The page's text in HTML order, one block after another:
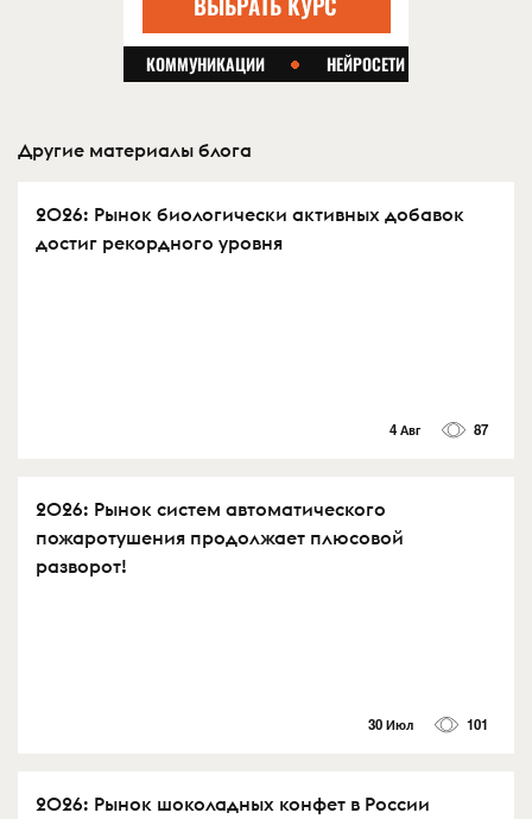
Другие материалы блога
2026: Рынок биологически активных добавок
достиг рекордного уровня
4 Авг 87
2026: Рынок систем автоматического
пожаротушения продолжает плюсовой
разворот!
30 Июл 101
2026: Рынок шоколадных конфет в России